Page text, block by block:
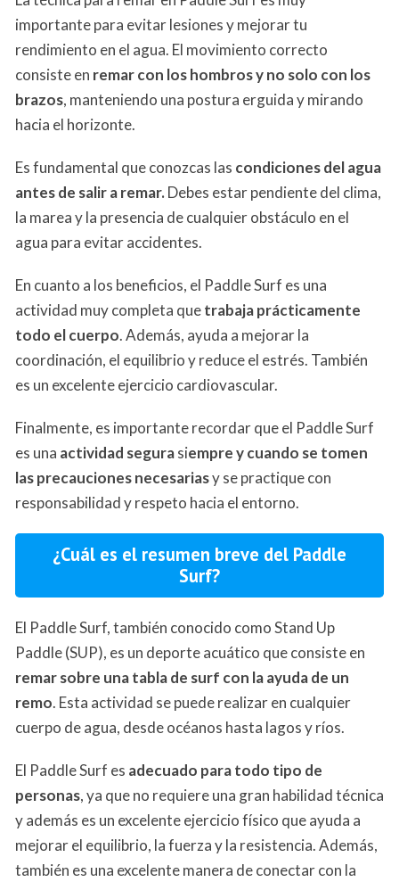
importante para evitar lesiones y mejorar tu
rendimiento en el agua. El movimiento correcto
consiste en remar con los hombros y no solo con los
brazos, manteniendo una postura erguida y mirando
hacia el horizonte.
Es fundamental que conozcas las condiciones del agua
antes de salir a remar.Debes estar pendiente del clima,
la marea y la presencia de cualquier obstáculo en el
agua para evitar accidentes.
En cuanto a los beneficios, el Paddle Surf es una
actividad muy completa quetrabaja prácticamente
todo el cuerpo. Además, ayuda a mejorar la
coordinación, el equilibrio y reduce el estrés. También
es un excelente ejercicio cardiovascular.
Finalmente, es importante recordar que el Paddle Surf
es una actividad segurasiempre y cuando se tomen
las precauciones necesariasy se practique con
responsabilidad y respeto hacia el entorno.
¿Cuál es el resumen breve del Paddle
Surf?
El Paddle Surf, también conocido como Stand Up
Paddle (SUP), es un deporte acuático que consiste en
remar sobre una tabla de surf con la ayuda de un
remo. Esta actividad se puede realizar en cualquier
cuerpo de agua, desde océanos hasta lagos y ríos.
El Paddle Surf es adecuado para todo tipo de
personas, ya que no requiere una gran habilidad técnica
y además es un excelente ejercicio físico que ayuda a
mejorar el equilibrio, la fuerza y la resistencia. Además,
también es una excelente manera de conectar con la